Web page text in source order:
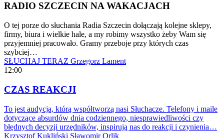
RADIO SZCZECIN NA WAKACJACH
O tej porze do słuchania Radia Szczecin dołączają kolejne sklepy,
firmy, biura i wielkie hale, a my robimy wszystko żeby Wam się
przyjemniej pracowało. Gramy przeboje przy których czas
szybciej…
SŁUCHAJ TERAZ Grzegorz Lament
12:00
CZAS REAKCJI
To jest audycja, którą współtworzą nasi Słuchacze. Telefony i maile
dotyczące absurdów dnia codziennego, niesprawiedliwości czy
błędnych decyzji urzędników, inspirują nas do reakcji i czynienia…
Krzysztof Kukliński Sławomir Orlik